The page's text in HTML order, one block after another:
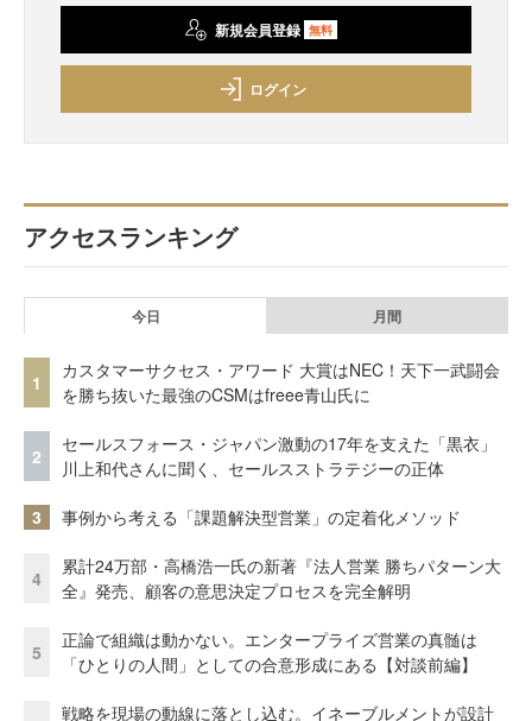
新規会員登録 無料
ログイン
アクセスランキング
今日 月間
1
カスタマーサクセス・アワード 大賞はNEC！天下一武闘会
を勝ち抜いた最強のCSMはfreee青山氏に
2
セールスフォース・ジャパン激動の17年を支えた「黒衣」
川上和代さんに聞く、セールスストラテジーの正体
3 事例から考える「課題解決型営業」の定着化メソッド
4
累計24万部・高橋浩一氏の新著『法人営業 勝ちパターン大
全』発売、顧客の意思決定プロセスを完全解明
5
正論で組織は動かない。エンタープライズ営業の真髄は
「ひとりの人間」としての合意形成にある【対談前編】
戦略を現場の動線に落とし込む。イネーブルメントが設計